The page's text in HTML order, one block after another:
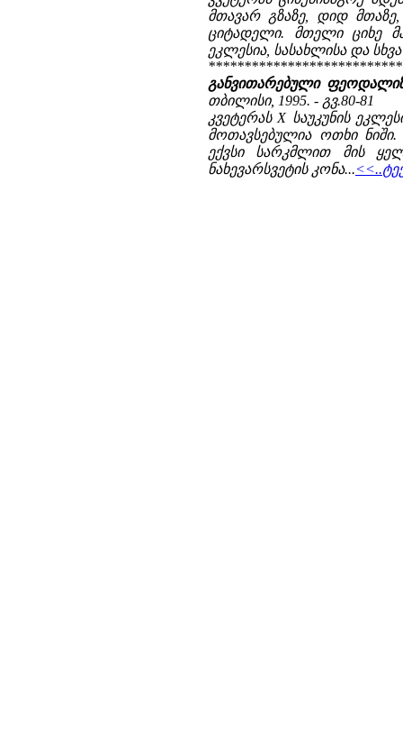
მთავარ გზაზე, დიდ
ციტადელი. მთელი ციხე
ეკლესია, სასახლისა და
განვითარებული
თბილისი, 1995. - გვ.80-81
კვეტერას X საუკუნის
მოთავსებულია ოთხი
ექვსი სარკმლით მის
ნახევარსვეტის კონა...